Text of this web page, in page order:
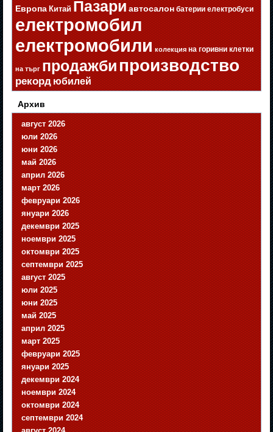
Европа Китай Пазари автосалон батерии електробуси
електромобил
електромобили колекция на горивни клетки
на търг продажбипроизводство
рекорд юбилей
Архив
август 2026
юли 2026
юни 2026
май 2026
април 2026
март 2026
февруари 2026
януари 2026
декември 2025
ноември 2025
октомври 2025
септември 2025
август 2025
юли 2025
юни 2025
май 2025
април 2025
март 2025
февруари 2025
януари 2025
декември 2024
ноември 2024
октомври 2024
септември 2024